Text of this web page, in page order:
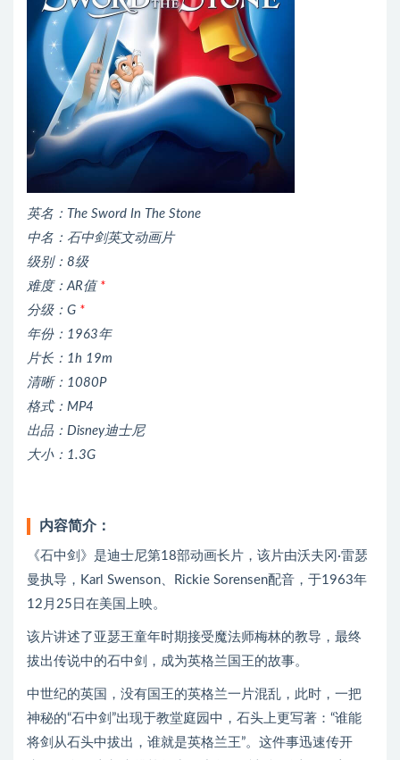
英名：The Sword In The Stone
中名：石中剑英文动画片
级别：8级
难度：AR值 *
分级：G *
年份：1963年
片长：1h 19m
清晰：1080P
格式：MP4
出品：Disney迪士尼
大小：1.3G
内容简介：
《石中剑》是迪士尼第18部动画长片，该片由沃夫冈·雷瑟
曼执导，Karl Swenson、Rickie Sorensen配音，于1963年
12月25日在美国上映。
该片讲述了亚瑟王童年时期接受魔法师梅林的教导，最终
拔出传说中的石中剑，成为英格兰国王的故事。
中世纪的英国，没有国王的英格兰一片混乱，此时，一把
神秘的“石中剑”出现于教堂庭园中，石头上更写著：“谁能
将剑从石头中拔出，谁就是英格兰王”。这件事迅速传开